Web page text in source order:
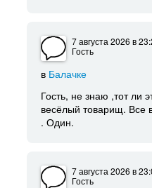
7 августа 2026в
Гость
в Балачке
Гость, не знаю ,тот ли
весёлый товарищ. Все
. Один.
7 августа 2026в
Гость